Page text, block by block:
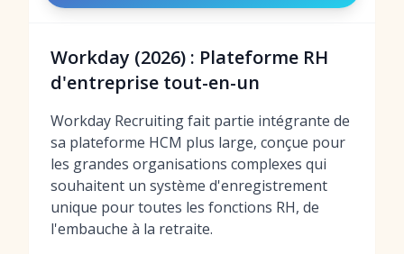
Workday (2026) : Plateforme RH
d'entreprise tout-en-un
Workday Recruiting fait partie intégrante de
sa plateforme HCM plus large, conçue pour
les grandes organisations complexes qui
souhaitent un système d'enregistrement
unique pour toutes les fonctions RH, de
l'embauche à la retraite.